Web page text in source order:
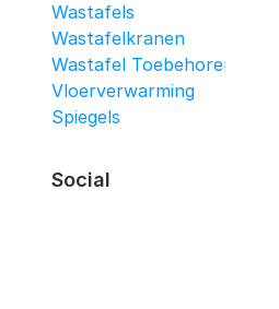
Wastafels
Wastafelkranen
Wastafel Toebehoren
Vloerverwarming
Spiegels
Social